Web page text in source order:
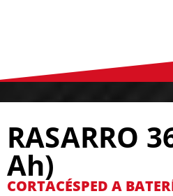
RASARRO
Ah)
CORTACÉSPED A